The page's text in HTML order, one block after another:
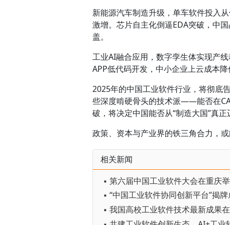
新能源汽车制造升级，单车软件投入
激增。芯片自主化倒逼EDA突破，中
盖。
工业AI融合应用，数字孪生体实现产
APP低代码开发，中小企业上云成本降
2025年的中国工业软件行业，将彻底
些深度啃硬骨头的技术派——能否在
破，将决定中国能否从“制造大国”真正
政策、资本与产业界的铁三角合力，
相关新闻
▪ 第六届中国工业软件大会在重庆
▪ “中国工业软件协同创新平台”揭
▪ 我国高校工业软件技术最新成果